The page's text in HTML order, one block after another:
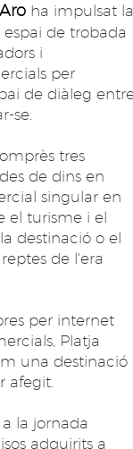
ha impulsat la
espai de trobada
i
per
de diàleg
se.
tres
de dins en
singular en
el turisme i el
destinació o el
de l'era
per internet
Platja
una destinació
afegit.
la jornada
adquirits a